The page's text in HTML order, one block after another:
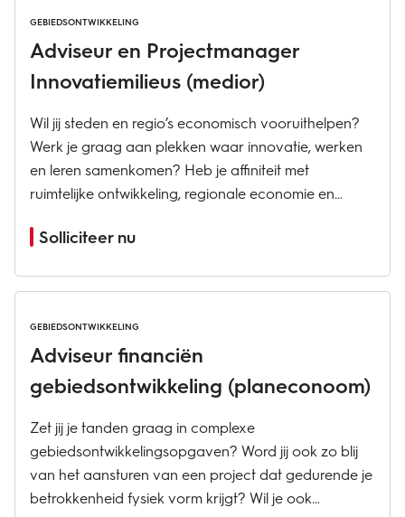
GEBIEDSONTWIKKELING
Adviseur en Projectmanager
Innovatiemilieus (medior)
Wil jij steden en regio’s economisch vooruithelpen?
Werk je graag aan plekken waar innovatie, werken
en leren samenkomen? Heb je affiniteit met
ruimtelijke ontwikkeling, regionale economie en
kennisinstellingen? Wil je impact maken op
Solliciteer nu
GEBIEDSONTWIKKELING
Adviseur financiën
gebiedsontwikkeling (planeconoom)
Zet jij je tanden graag in complexe
gebiedsontwikkelingsopgaven? Word jij ook zo blij
van het aansturen van een project dat gedurende je
betrokkenheid fysiek vorm krijgt? Wil je ook